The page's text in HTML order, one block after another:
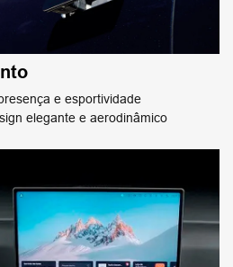
e esportividade
elegante e aerodinâmico